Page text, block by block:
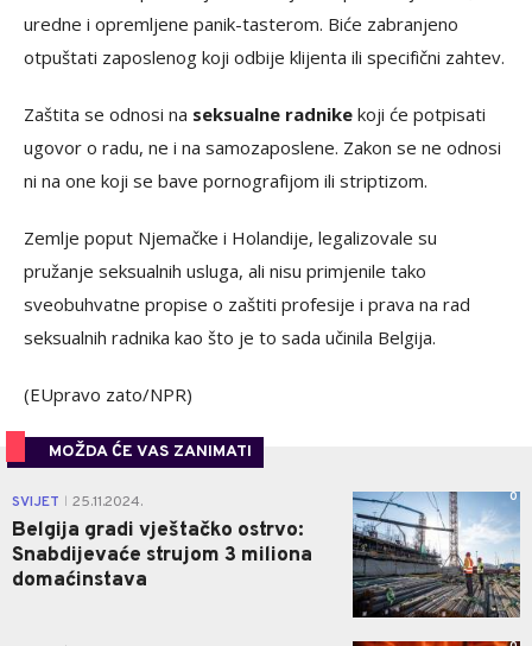
uredne i opremljene panik-tasterom. Biće zabranjeno
otpuštati zaposlenog koji odbije klijenta ili specifični zahtev.
Zaštita se odnosi na seksualne radnike koji će potpisati
ugovor o radu, ne i na samozaposlene. Zakon se ne odnosi
ni na one koji se bave pornografijom ili striptizom.
Zemlje poput Njemačke i Holandije, legalizovale su
pružanje seksualnih usluga, ali nisu primjenile tako
sveobuhvatne propise o zaštiti profesije i prava na rad
seksualnih radnika kao što je to sada učinila Belgija.
(EUpravo zato/NPR)
MOŽDA ĆE VAS ZANIMATI
SVIJET 25.11.2024.
Belgija gradi vještačko ostrvo:
Snabdijevaće strujom 3 miliona
domaćinstava
0